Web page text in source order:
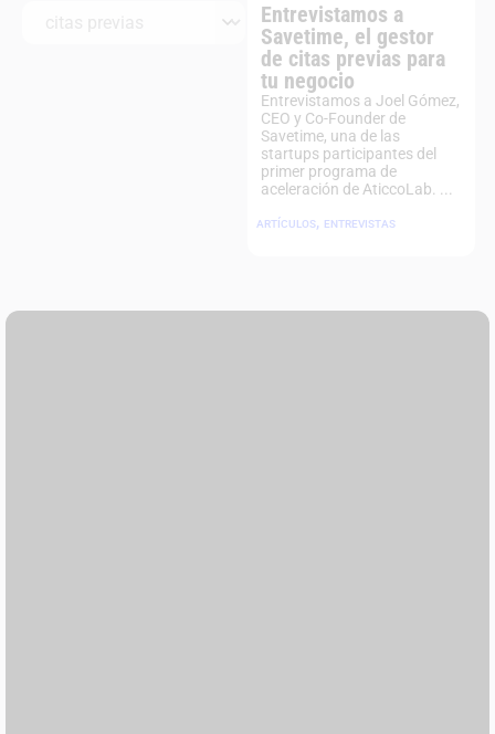
Entrevistamos a
Savetime, el gestor
de citas previas para
tu negocio
Entrevistamos a Joel Gómez,
CEO y Co-Founder de
Savetime, una de las
startups participantes del
primer programa de
aceleración de AticcoLab. ...
ARTÍCULOS, ENTREVISTAS